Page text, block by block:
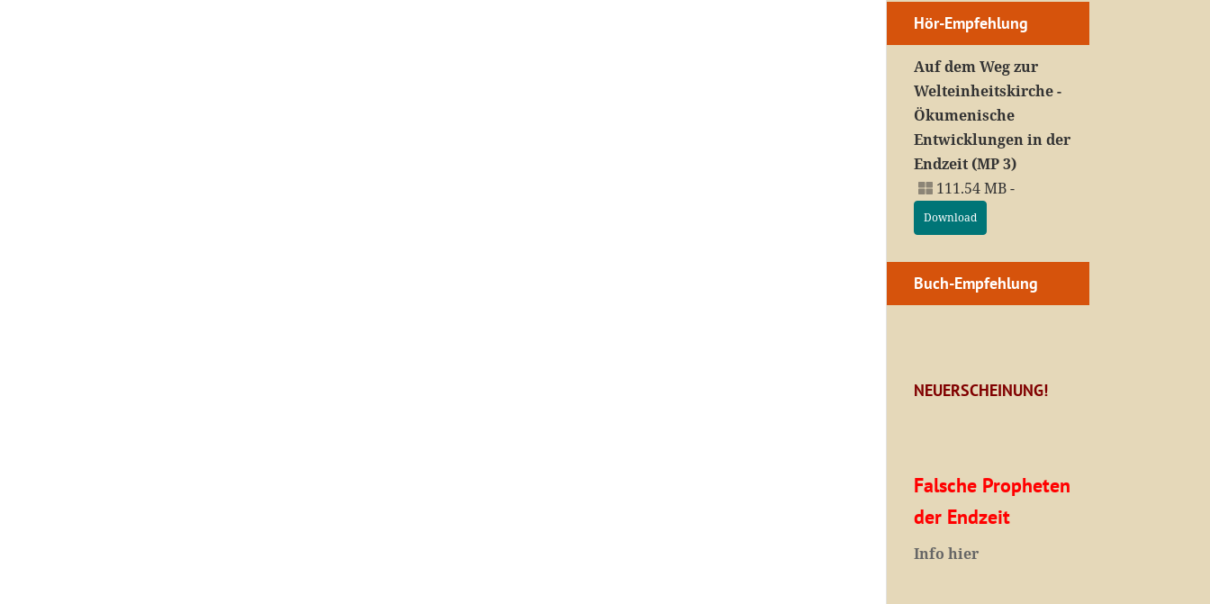
Hör-Empfehlung
Auf dem Weg zur
Welteinheitskirche -
Ökumenische
Entwicklungen in der
Endzeit (MP 3)
111.54 MB -
Download
Buch-Empfehlung
NEUERSCHEINUNG!
Falsche Propheten
der Endzeit
Info hier